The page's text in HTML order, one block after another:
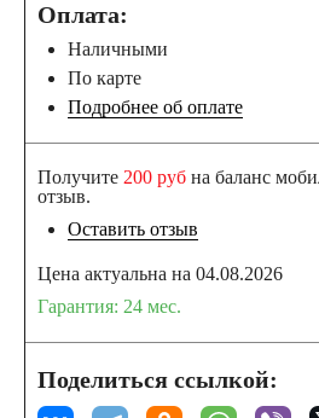
Оплата:
Наличными
По карте
Подробнее об оплате
Получите 200 руб на баланс
отзыв.
Оставить отзыв
Цена актуальна на 04.08.2026
Гарантия: 24 мес.
Поделиться ссылкой: